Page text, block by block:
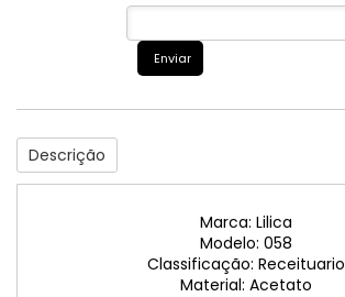
Enviar
Descrição
Marca: Lilica
Modelo: 058
Classificação: Receituario
Material: Acetato